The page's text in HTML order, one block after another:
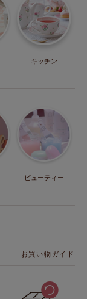
キッチン
ビューティー
お買い物ガイド